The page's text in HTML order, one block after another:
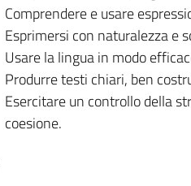
Comprendere e usare
Esprimersi con naturalezza e
Usare la lingua in modo
Produrre testi chiari, ben
Esercitare un controllo della
coesione.